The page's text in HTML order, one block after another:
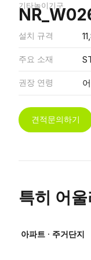
기타놀이기구
설치 규격
주요 소재
권장 연령
견적문의하기
특히 어
아파트 · 주거단지